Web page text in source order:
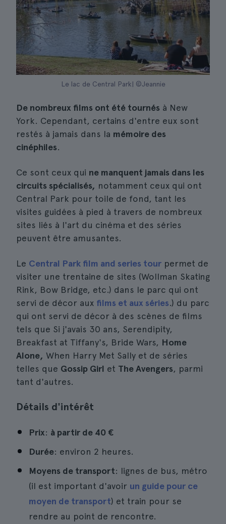
Le lac de Central Park| ©Jeannie
De nombreux films ont été tournés à New
York. Cependant, certains d'entre eux sont
restés à jamais dans la mémoire des
cinéphiles.
Ce sont ceux qui ne manquent jamais dans les
circuits spécialisés, notamment ceux qui ont
Central Park pour toile de fond, tant les
visites guidées à pied à travers de nombreux
sites liés à l'art du cinéma et des séries
peuvent être amusantes.
Le Central Park film and series tour permet de
visiter une trentaine de sites (Wollman Skating
Rink, Bow Bridge, etc.) dans le parc qui ont
servi de décor aux films et aux séries.) du parc
qui ont servi de décor à des scènes de films
tels que Si j'avais 30 ans, Serendipity,
Breakfast at Tiffany's, Bride Wars, Home
Alone, When Harry Met Sally et de séries
telles que Gossip Girl et The Avengers, parmi
tant d'autres.
Détails d'intérêt
Prix: à partir de 40 €
Durée: environ 2 heures.
Moyens de transport: lignes de bus, métro
(il est important d'avoir un guide pour ce
moyen de transport) et train pour se
rendre au point de rencontre.